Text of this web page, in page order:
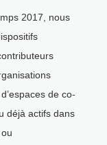
2017, nous
de co-
déjà actifs dans